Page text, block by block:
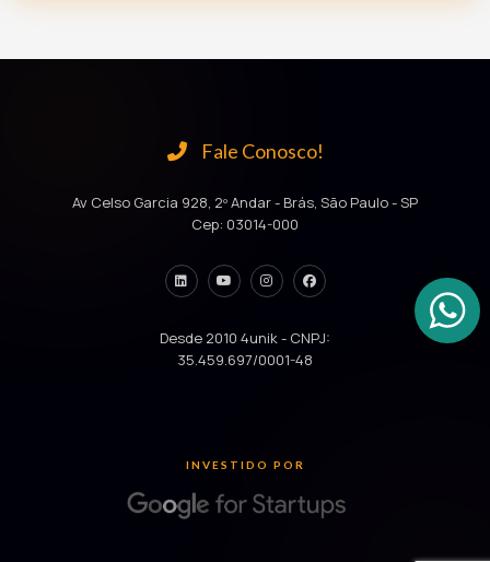
Fale Conosco!
Av Celso Garcia 928, 2º Andar - Brás, São Paulo - SP
Cep: 03014-000
Desde 2010 4unik - CNPJ:
35.459.697/0001-48
INVESTIDO POR